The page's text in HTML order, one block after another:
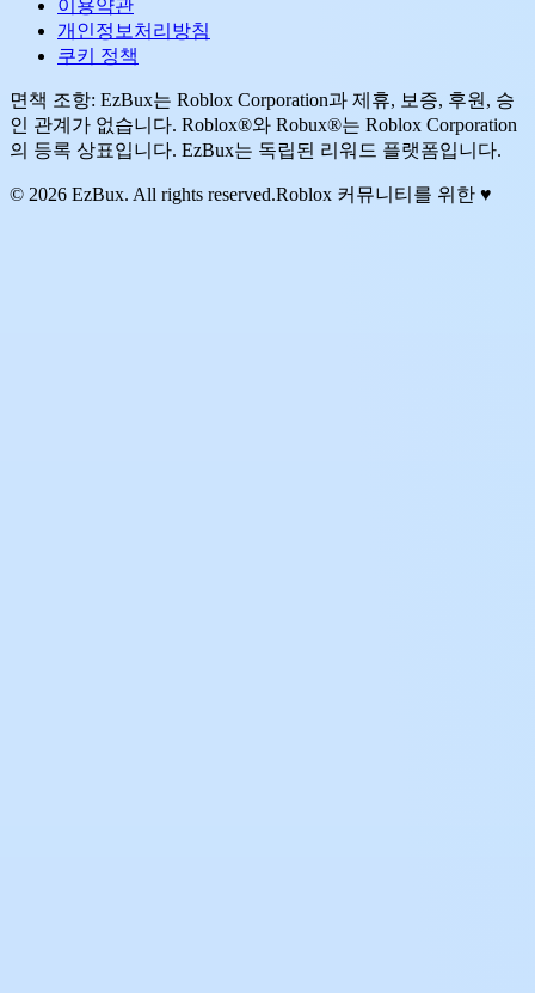
이용약관
개인정보처리방침
쿠키 정책
면책 조항: EzBux는 Roblox Corporation과 제휴, 보증, 후원, 승
인 관계가 없습니다. Roblox®와 Robux®는 Roblox Corporation
의 등록 상표입니다. EzBux는 독립된 리워드 플랫폼입니다.
© 2026 EzBux. All rights reserved.Roblox 커뮤니티를 위한 ♥